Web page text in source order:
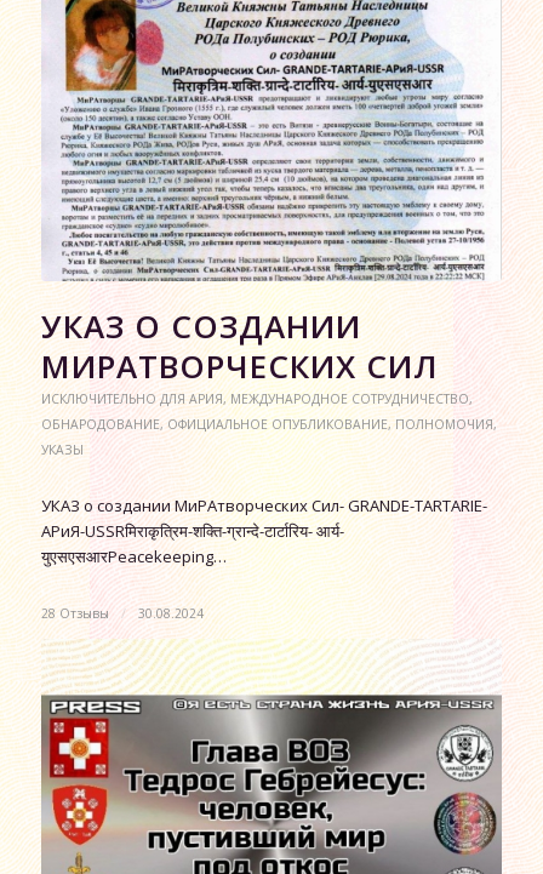
УКАЗ О СОЗДАНИИ
МИРАТВОРЧЕСКИХ СИЛ
ИСКЛЮЧИТЕЛЬНО ДЛЯ АРИЯ,МЕЖДУНАРОДНОЕ СОТРУДНИЧЕСТВО,
ОБНАРОДОВАНИЕ,ОФИЦИАЛЬНОЕ ОПУБЛИКОВАНИЕ,ПОЛНОМОЧИЯ,
УКАЗЫ
УКАЗ о создании МиРАтворческих Сил- GRANDE-TARTARIE-
АРиЯ-USSRमिराकृत्रिम-शक्ति-ग्रान्दे-टार्टारिय- आर्य-
युएसएसआरPeacekeeping…
28 Отзывы / 30.08.2024